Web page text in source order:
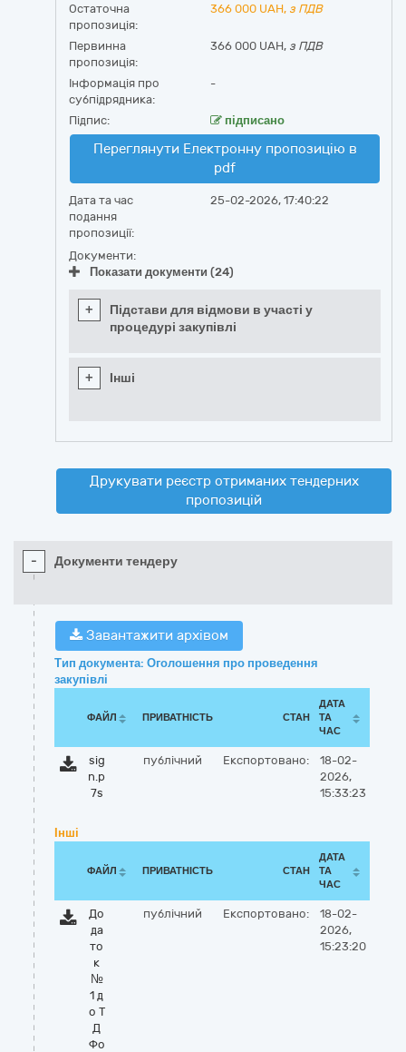
Остаточна
пропозиція:
366 000 UAH, з ПДВ
Первинна
пропозиція:
366 000 UAH, з ПДВ
Інформація про
субпідрядника:
-
Підпис: підписано
Переглянути Електронну пропозицію в
pdf
Дата та час
подання
пропозиції:
25-02-2026, 17:40:22
Документи:
Показати документи (24)
+
Підстави для відмови в участі у
процедурі закупівлі
+ Інші
Друкувати реєстр отриманих тендерних
пропозицій
- Документи тендеру
Завантажити архівом
Тип документа: Оголошення про проведення
закупівлі
ФАЙЛ ПРИВАТНІСТЬ СТАН
ДАТА
ТА
ЧАС
sig
n.p
7s
публічний Експортовано:
18-02-
2026,
15:33:23
Інші
ФАЙЛ ПРИВАТНІСТЬ СТАН
ДАТА
ТА
ЧАС
До
да
то
к
№
1 д
о Т
Д
Фо
публічний Експортовано:
18-02-
2026,
15:23:20